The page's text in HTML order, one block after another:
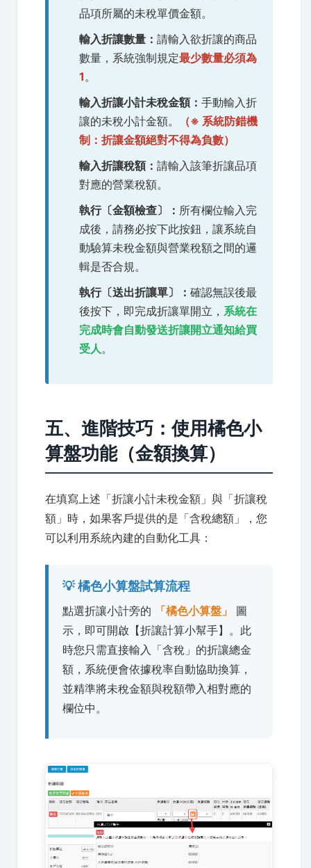
品項所屬的未稅單價金額。
輸入折讓數量： 請輸入欲折讓的商品
數量，系統強制規定最少數量必須為
1 。
輸入折讓小計未稅金額： 手動輸入折
讓的未稅小計金額。
（※ 系統防錯機
制：折讓金額絕對不得為負數）
輸入折讓稅額： 請輸入該筆折讓品項
對應的營業稅額。
執行〔金額檢查〕： 所有欄位輸入完
成後，請務必按下此按鈕，讓系統自
動驗算未稅金額與營業稅額之間的邏
輯是否合規。
執行〔送出折讓單〕： 確認無誤後最
後按下，即完成折讓單開立， 系統在
完成時會自動發送折讓開立通知給買
受人 。
五、進階技巧：使用橘色小
算盤功能（金額換算）
在填寫上述「折讓小計未稅金額」與「折讓稅
額」時，如果客戶提供的是「含稅總額」，您
可以利用系統內建的自動化工具：
💡 橘色小算盤試算流程
點選折讓小計旁的 「橘色小算盤」
圖
示，即可開啟【折讓計算小幫手】。此
時您只需直接輸入「含稅」的折讓總金
額，系統便會依據稅率自動協助換算，
並精準將未稅金額與稅額帶入相對應的
欄位中。